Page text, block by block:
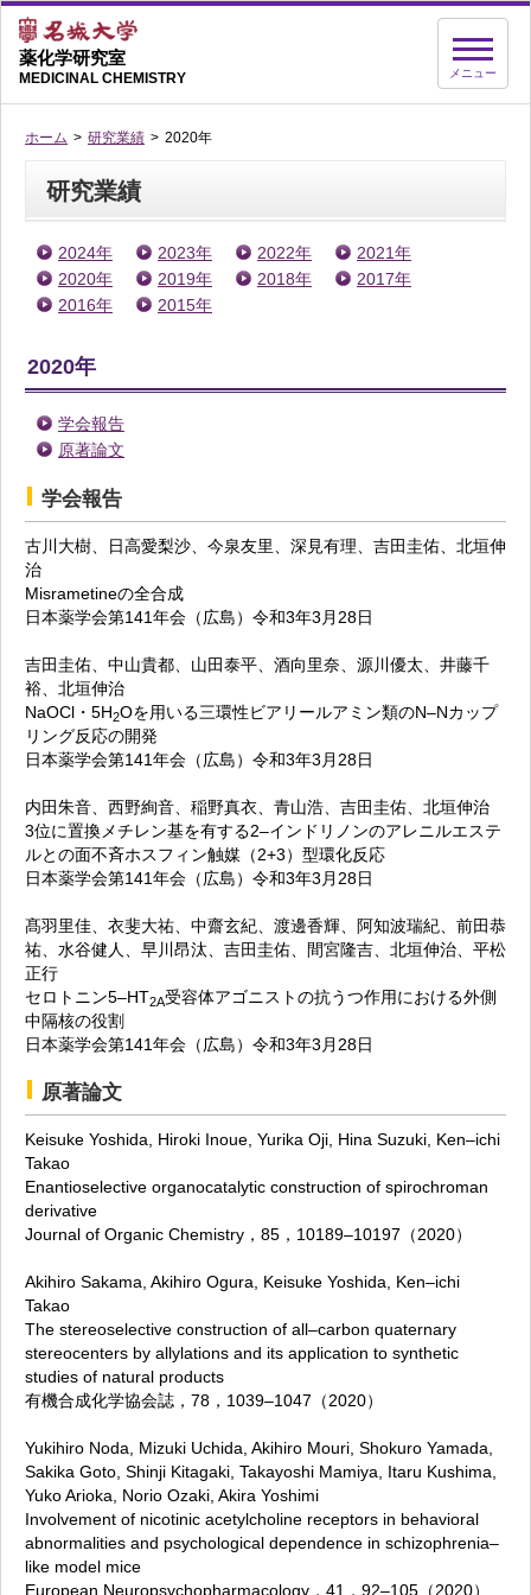
薬化学研究室
MEDICINAL CHEMISTRY メニュー
ホーム 研究業績 2020年
研究業績
2024年 2023年 2022年
2021年
2020年
2019年 2018年
2017年
2016年
2015年
2020年
学会報告
原著論文
学会報告
古川大樹、日高愛梨沙、今泉友里、深見有理、吉田圭佑、北垣伸
治
Misrametineの全合成
日本薬学会第141年会（広島）令和3年3月28日
吉田圭佑、中山貴都、山田泰平、酒向里奈、源川優太、井藤千
裕、北垣伸治
NaOCl・5H2Oを用いる三環性ビアリールアミン類のN–Nカップ
リング反応の開発
日本薬学会第141年会（広島）令和3年3月28日
内田朱音、西野絢音、稲野真衣、青山浩、吉田圭佑、北垣伸治
3位に置換メチレン基を有する2–インドリノンのアレニルエステ
ルとの面不斉ホスフィン触媒（2+3）型環化反応
日本薬学会第141年会（広島）令和3年3月28日
髙羽里佳、衣斐大祐、中齋玄紀、渡邊香輝、阿知波瑞紀、前田恭
祐、水谷健人、早川昂汰、吉田圭佑、間宮隆吉、北垣伸治、平松
正行
セロトニン5–HT2A受容体アゴニストの抗うつ作用における外側
中隔核の役割
日本薬学会第141年会（広島）令和3年3月28日
原著論文
Keisuke Yoshida, Hiroki Inoue, Yurika Oji, Hina Suzuki, Ken–ichi
Takao
Enantioselective organocatalytic construction of spirochroman
derivative
Journal of Organic Chemistry，85，10189–10197（2020）
Akihiro Sakama, Akihiro Ogura, Keisuke Yoshida, Ken–ichi
Takao
The stereoselective construction of all–carbon quaternary
stereocenters by allylations and its application to synthetic
studies of natural products
有機合成化学協会誌，78，1039–1047（2020）
Yukihiro Noda, Mizuki Uchida, Akihiro Mouri, Shokuro Yamada,
Sakika Goto, Shinji Kitagaki, Takayoshi Mamiya, Itaru Kushima,
Yuko Arioka, Norio Ozaki, Akira Yoshimi
Involvement of nicotinic acetylcholine receptors in behavioral
abnormalities and psychological dependence in schizophrenia–
like model mice
European Neuropsychopharmacology，41，92–105（2020）